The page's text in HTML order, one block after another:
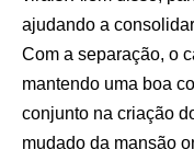
ajudando a
Com a separação, o
mantendo uma boa
conjunto na criação
mudado da mansão